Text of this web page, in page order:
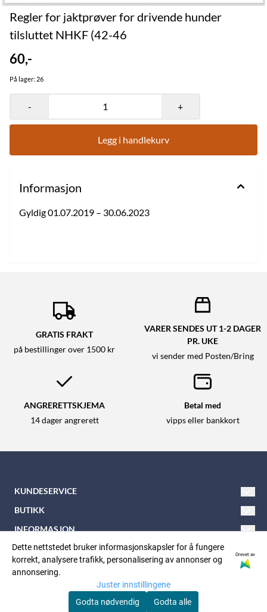
Regler for jaktprøver for drivende hunder
tilsluttet NHKF (42-46
60,-
På lager: 26
- +
Legg i handlekurv
Informasjon
Gyldig 01.07.2019 – 30.06.2023
GRATIS FRAKT
på bestillinger over 1500 kr
VARER SENDES UT 1-2 DAGER
PR. UKE
vi sender med Posten/Bring
ANGRERETTSKJEMA
14 dager angrerett
Betal med
vipps eller bankkort
KUNDESERVICE
Tlf: 21 600 900
Nordåsveien 5
1252 Oslo
Org. nr: 937125577
BUTIKK
Vilkår
Kontakt oss
Opprett konto
INFORMASJON
Om oss
Nyhetsbrev
FØLG OSS
Facebook
Dette nettstedet bruker informasjonskapsler for å fungere
korrekt, analysere trafikk, personalisering av annonser og
annonsering.
Drevet av
Juster innstillingene
Godta nødvendig
Godta alle